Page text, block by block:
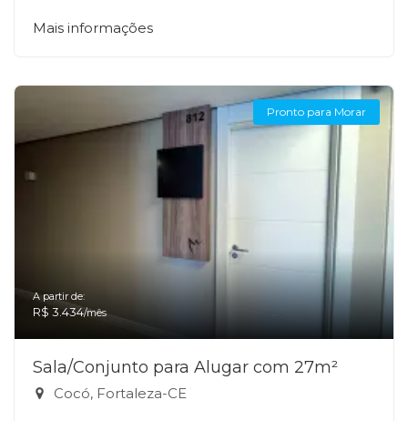
Mais informações
Pronto para Morar
A partir de:
R$ 3.434/mês
Sala/Conjunto para Alugar com 27m²
Cocó, Fortaleza-CE